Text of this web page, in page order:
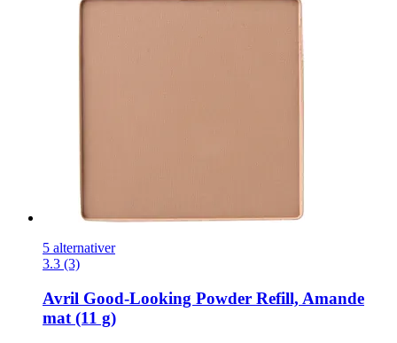
5 alternativer
3.3 (3)
Avril Good-​Looking Powder Refill, Amande
mat (11 g)